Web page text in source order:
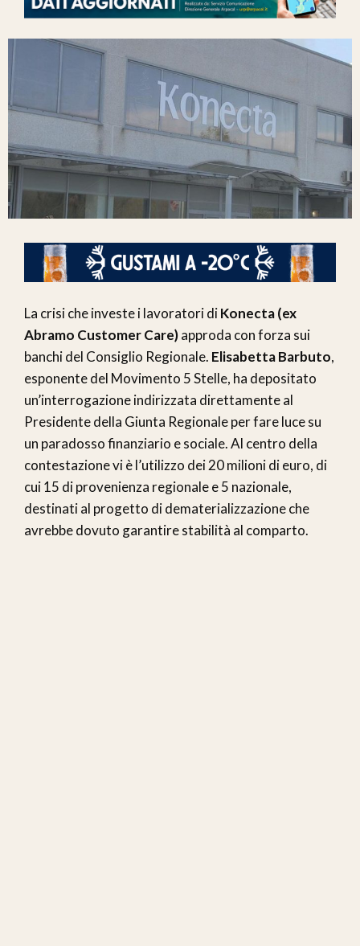
La crisi che investe i lavoratori diKonecta (ex
Abramo Customer Care)approda con forza sui
banchi del Consiglio Regionale. Elisabetta Barbuto,
esponente del Movimento 5 Stelle, ha depositato
un’interrogazione indirizzata direttamente al
Presidente della Giunta Regionale per fare luce su
un paradosso finanziario e sociale. Al centro della
contestazione vi è l’utilizzo dei 20 milioni di euro, di
cui 15 di provenienza regionale e 5 nazionale,
destinati al progetto di dematerializzazione che
avrebbe dovuto garantire stabilità al comparto.